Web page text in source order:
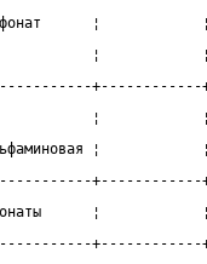
¦
¦
+------------
¦
¦
+------------
¦
+------------